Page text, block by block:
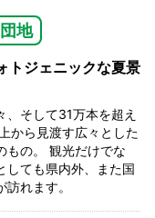
地
トジェニックな夏景
、そして31万本を超え
から見渡す広々とした
もの。 観光だけでな
しても県内外、また国
れます。